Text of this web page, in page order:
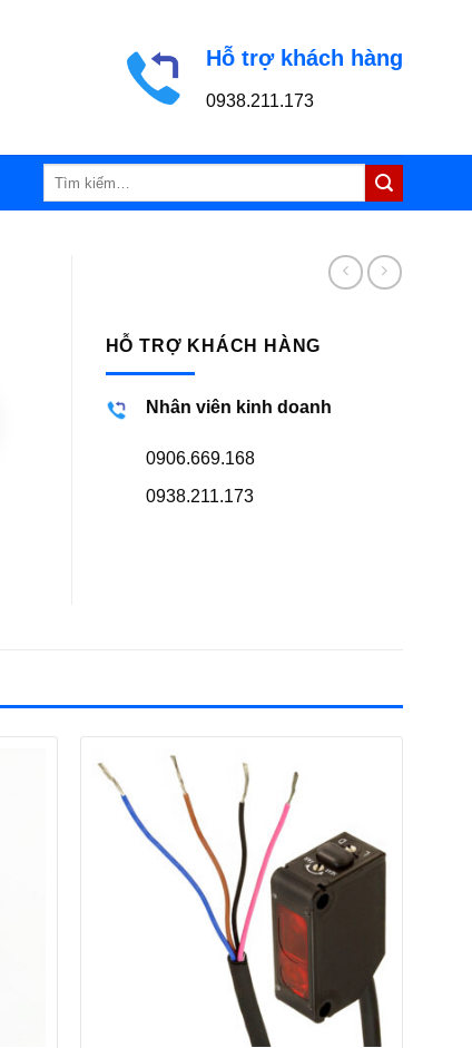
Hỗ trợ khách hàng
0938.211.173
HỖ TRỢ KHÁCH HÀNG
Nhân viên kinh doanh
0906.669.168
0938.211.173